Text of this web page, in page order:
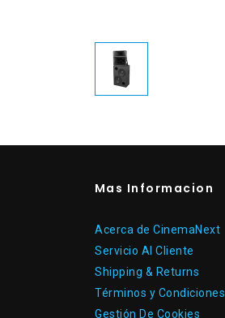
Mas Informacion
Acerca de CinemaNext
Servicio Al Cliente
Shipping & Returns
Términos y Condiciones
Gestión De Cookies